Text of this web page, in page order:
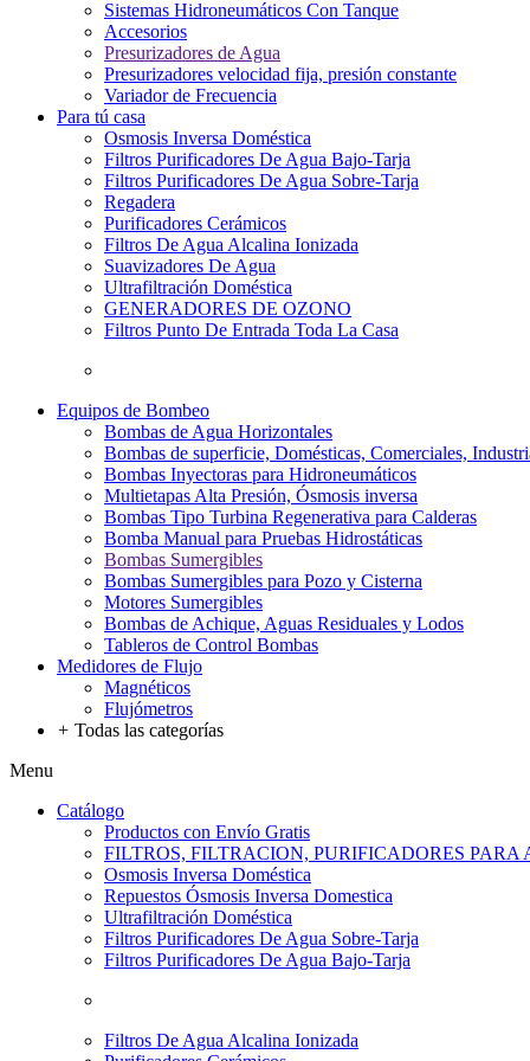
Sistemas Hidroneumáticos Con Tanque
Accesorios
Presurizadores de Agua
Presurizadores velocidad fija, presión constante
Variador de Frecuencia
Para tú casa
Osmosis Inversa Doméstica
Filtros Purificadores De Agua Bajo-Tarja
Filtros Purificadores De Agua Sobre-Tarja
Regadera
Purificadores Cerámicos
Filtros De Agua Alcalina Ionizada
Suavizadores De Agua
Ultrafiltración Doméstica
GENERADORES DE OZONO
Filtros Punto De Entrada Toda La Casa
Equipos de Bombeo
Bombas de Agua Horizontales
Bombas de superficie, Domésticas, Comerciales,
Bombas Inyectoras para Hidroneumáticos
Multietapas Alta Presión, Ósmosis inversa
Bombas Tipo Turbina Regenerativa para Calderas
Bomba Manual para Pruebas Hidrostáticas
Bombas Sumergibles
Bombas Sumergibles para Pozo y Cisterna
Motores Sumergibles
Bombas de Achique, Aguas Residuales y Lodos
Tableros de Control Bombas
Medidores de Flujo
Magnéticos
Flujómetros
+ Todas las categorías
Menu
Catálogo
Productos con Envío Gratis
FILTROS, FILTRACION, PURIFICADORES PARA
Osmosis Inversa Doméstica
Repuestos Ósmosis Inversa Domestica
Ultrafiltración Doméstica
Filtros Purificadores De Agua Sobre-Tarja
Filtros Purificadores De Agua Bajo-Tarja
Filtros De Agua Alcalina Ionizada